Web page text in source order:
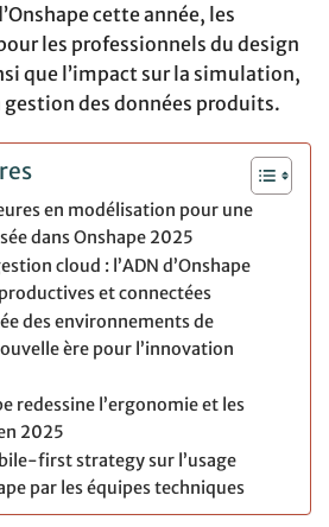
cette année, les
les professionnels du design
que l’impact sur la simulation,
des données produits.
en modélisation pour une
dans Onshape 2025
cloud : l’ADN d’Onshape
et connectées
des environnements de
ère pour l’innovation
redessine l’ergonomie et les
2025
first strategy sur l’usage
par les équipes techniques